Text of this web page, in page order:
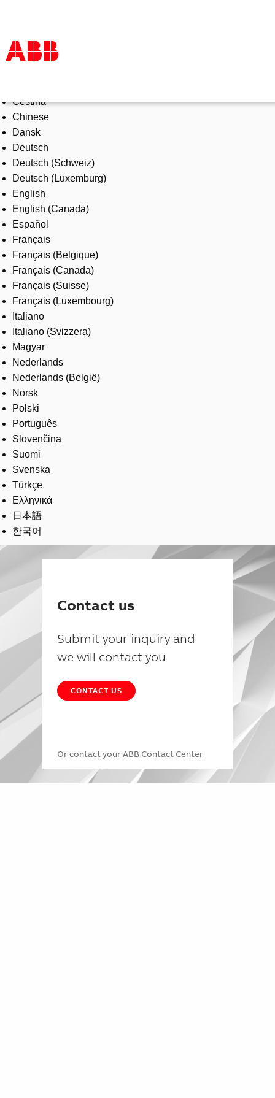
Products & Solutions
Industries
Services
About us
Where to buy
Contact us
Careers
Čeština
Chinese
Dansk
Deutsch
Deutsch (Schweiz)
Deutsch (Luxemburg)
English
English (Canada)
Español
Français
Français (Belgique)
Français (Canada)
Français (Suisse)
Français (Luxembourg)
Italiano
Italiano (Svizzera)
Magyar
Nederlands
Nederlands (België)
Norsk
Polski
Português
Slovenčina
Suomi
Svenska
Türkçe
Ελληνικά
日本語
한국어
Contact us
Submit your inquiry and
we will contact you
CONTACT US
Or contact your ABB Contact Center